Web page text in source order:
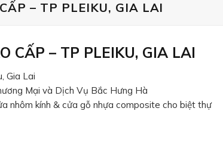
– TP PLEIKU, GIA LAI
CẤP – TP PLEIKU, GIA LAI
Gia Lai
Mại và Dịch Vụ Bắc Hưng Hà
nhôm kính & cửa gỗ nhựa composite cho biệt thự